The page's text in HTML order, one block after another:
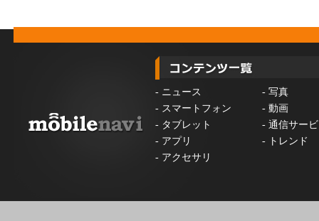
- ニュース - 写真
- スマートフォン - 動画
- タブレット - 通信サー
- アプリ -
トレンド
- アクセサリ